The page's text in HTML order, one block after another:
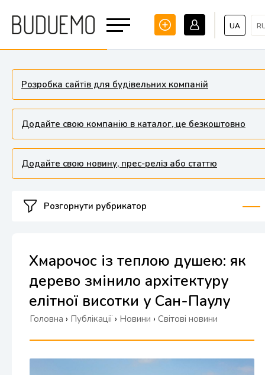
UA
Розробка сайтів для будівельних компаній
Додайте свою компанію в каталог, це безкоштовно
Додайте свою новину, прес-реліз або статтю
Розгорнути рубрикатор
Хмарочос із теплою душею: як
дерево змінило архітектуру
елітної висотки у Сан-Паулу
Головна › Публікації › Новини › Світові новини